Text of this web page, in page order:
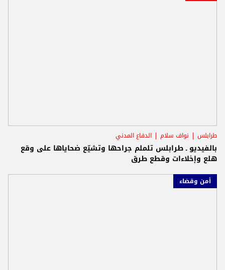
طرابلس نواف سلام الدفاع المدني
بالفيديو ـ طرابلس تلملم جراحها وتشيّع ضحاياها على وقع
هلع وإخلاءات وقطع طرق
أمن وقضاء